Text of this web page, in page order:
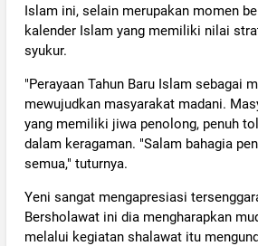
Islam ini, selain merupakan momen
kalender Islam yang memiliki nilai
syukur.
"Perayaan Tahun Baru Islam sebagai
mewujudkan masyarakat madani.
yang memiliki jiwa penolong, penuh
dalam keragaman. "Salam bahagia
semua," tuturnya.
Yeni sangat mengapresiasi
Bersholawat ini dia mengharapkan
melalui kegiatan shalawat itu